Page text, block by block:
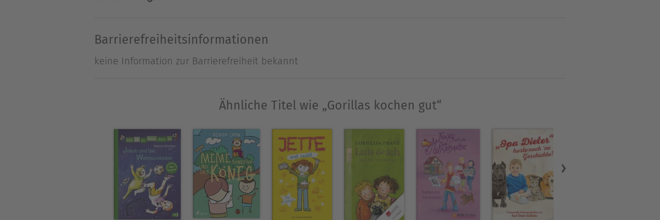
Michaela Holzinger schrieb schon als Kind Geschichten auf einer unsichtbaren Schreibmaschine. Später
einige davon wurden mehrfach ausgezeichnet und in verschiedene Sprachen übersetzt. Die ausgebildete
stets zu neuen Ideen inspiriert.
Barrierefreiheitsinformationen
keine Information zur Barrierefreiheit bekannt
Ähnliche Titel wie „Gorillas kochen gut“